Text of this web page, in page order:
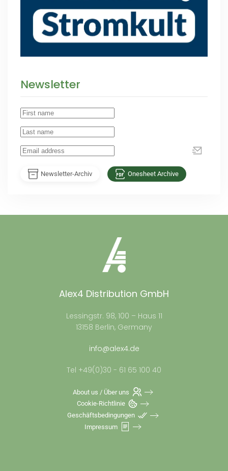
Newsletter
Newsletter-Archiv Onesheet Archive
Alex4 Distribution GmbH
Lessingstr. 98, 100 – Haus 11
13158 Berlin, Germany
info@alex4.de
Tel +49(0)30 - 61 65 100 40
About us / Über uns
Cookie-Richtlinie
Geschäftsbedingungen
Impressum